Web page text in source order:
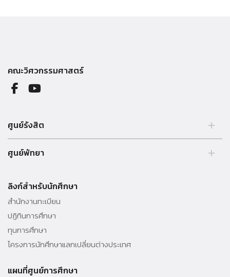
คณะวิศวกรรมศาสตร์
ศูนย์รังสิต
99 หมู่ 18 ถ.พหลโยธิน คลองหลวง รังสิต ปทุมธานี 12121 ประเทศไทย.
Tel. 02 564 3001 -9
ศูนย์พัทยา
010 - 69 ต่อ 3000
ลิงก์สำหรับนักศึกษา
สำนักงานทะเบียน
ปฏิทินการศึกษา
ทุนการศึกษา
โครงการนักศึกษาแลกเปลี่ยนต่างประเทศ
แผนที่ศูนย์การศึกษา